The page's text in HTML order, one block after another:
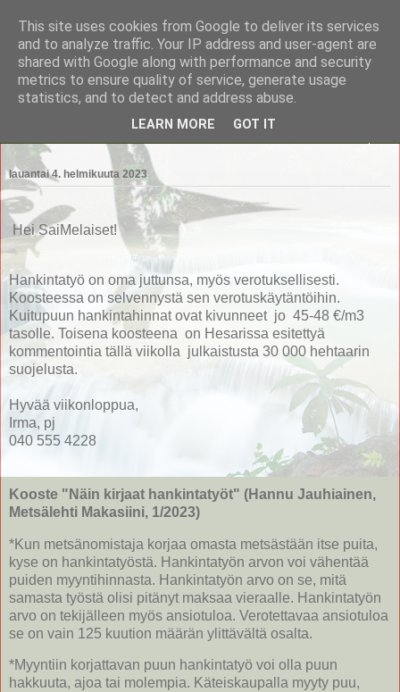
Saimaan Metsänomistajat
Saimaan Metsänomistajat
lauantai 4. helmikuuta 2023
Hei SaiMelaiset!
Hankintatyö on oma juttunsa, myös verotuksellisesti.
Koosteessa on selvennystä sen verotuskäytäntöihin.
Kuitupuun hankintahinnat ovat kivunneet jo 45-48 €/m3
tasolle. Toisena koosteena on Hesarissa esitettyä
kommentointia tällä viikolla julkaistusta 30 000 hehtaarin
suojelusta.
Hyvää viikonloppua,
Irma, pj
040 555 4228
Kooste "Näin kirjaat hankintatyöt" (Hannu Jauhiainen,
Metsälehti Makasiini, 1/2023)
*Kun metsänomistaja korjaa omasta metsästään itse puita,
kyse on hankintatyöstä. Hankintatyön arvon voi vähentää
puiden myyntihinnasta. Hankintatyön arvo on se, mitä
samasta työstä olisi pitänyt maksaa vieraalle. Hankintatyön
arvo on tekijälleen myös ansiotuloa. Verotettavaa ansiotuloa
se on vain 125 kuution määrän ylittävältä osalta.
*Myyntiin korjattavan puun hankintatyö voi olla puun
hakkuuta, ajoa tai molempia. Käteiskaupalla myyty puu,
This site uses cookies from Google to deliver its services
and to analyze traffic. Your IP address and user-agent are
shared with Google along with performance and security
metrics to ensure quality of service, generate usage
statistics, and to detect and address abuse.
LEARN MORE GOT IT